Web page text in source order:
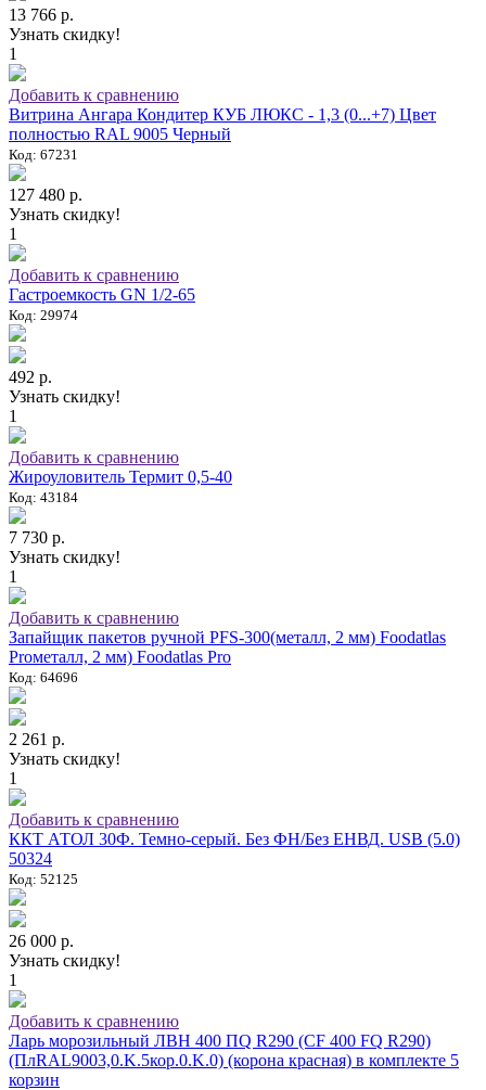
13 766 р.
Узнать скидку!
1
Добавить к сравнению
Витрина Ангара Кондитер КУБ ЛЮКС - 1,3 (0...+7) Цвет
полностью RAL 9005 Черный
Код: 67231
127 480 р.
Узнать скидку!
1
Добавить к сравнению
Гастроемкость GN 1/2-65
Код: 29974
492 р.
Узнать скидку!
1
Добавить к сравнению
Жироуловитель Термит 0,5-40
Код: 43184
7 730 р.
Узнать скидку!
1
Добавить к сравнению
Запайщик пакетов ручной PFS-300(металл, 2 мм) Foodatlas
Proметалл, 2 мм) Foodatlas Pro
Код: 64696
2 261 р.
Узнать скидку!
1
Добавить к сравнению
ККТ АТОЛ 30Ф. Темно-серый. Без ФН/Без ЕНВД. USB (5.0)
50324
Код: 52125
26 000 р.
Узнать скидку!
1
Добавить к сравнению
Ларь морозильный ЛВН 400 ПQ R290 (СF 400 FQ R290)
(ПлRAL9003,0.K.5кор.0.K.0) (корона красная) в комплекте 5
корзин